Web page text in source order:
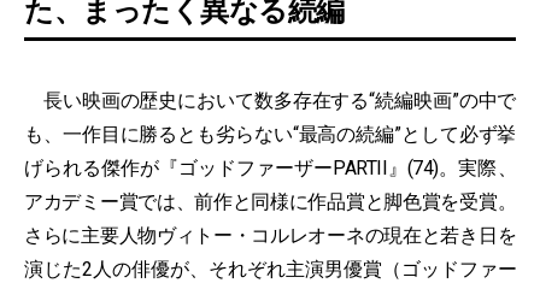
た、まったく異なる続編
長い映画の歴史において数多存在する“続編映画”の中で
も、一作目に勝るとも劣らない“最高の続編”として必ず挙
げられる傑作が『ゴッドファーザーPARTII』(74)。実際、
アカデミー賞では、前作と同様に作品賞と脚色賞を受賞。
さらに主要人物ヴィトー・コルレオーネの現在と若き日を
演じた2人の俳優が、それぞれ主演男優賞（ゴッドファー